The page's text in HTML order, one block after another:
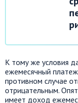
К тому же условия
ежемесячный
противном случае
отрицательным.
имеет доход